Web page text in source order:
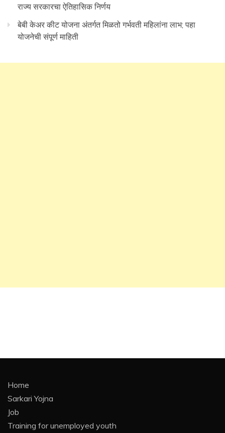
राज्य सरकारचा ऐतिहासिक निर्णय
बेबी केअर कीट योजना अंतर्गत मिळतो गर्भवती महिलांना लाभ; पहा
योजनेची संपूर्ण माहिती
Home
Sarkari Yojna
Job
Training for unemployed youth